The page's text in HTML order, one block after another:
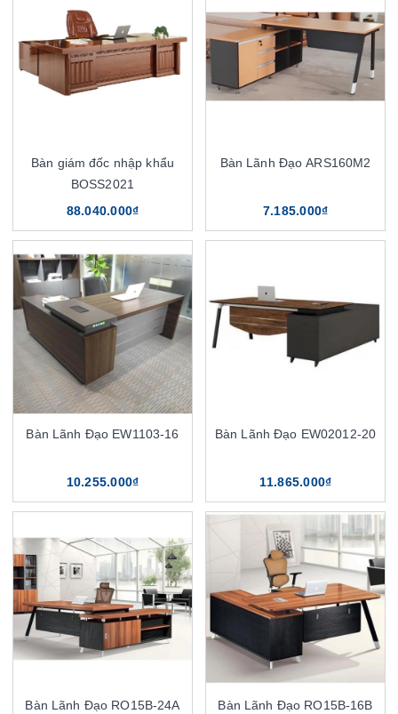
Bàn giám đốc nhập khẩu
BOSS2021
88.040.000₫
Bàn Lãnh Đạo ARS160M2
7.185.000₫
Bàn Lãnh Đạo EW1103-16
10.255.000₫
Bàn Lãnh Đạo EW02012-20
11.865.000₫
Bàn Lãnh Đạo RO15B-24A Bàn Lãnh Đạo RO15B-16B